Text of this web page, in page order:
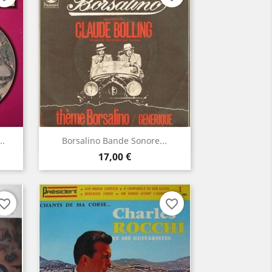
Borsalino Bande Sonore...
Prix
17,00 €
Aperçu rapide
favorite_border